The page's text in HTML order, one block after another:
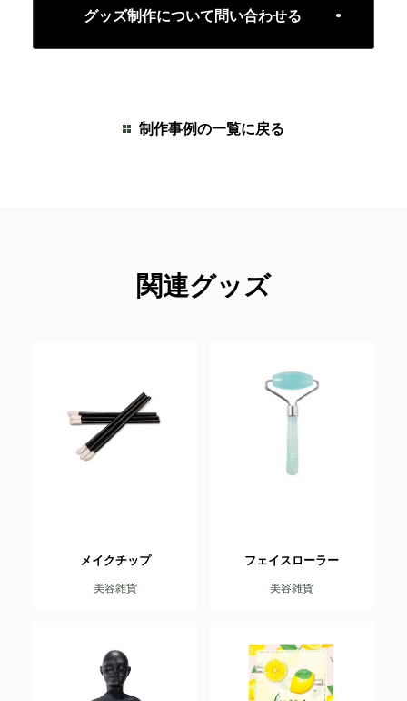
グッズ制作について問い合わせる
制作事例の一覧に戻る
関連グッズ
メイクチップ
美容雑貨
フェイスローラー
美容雑貨